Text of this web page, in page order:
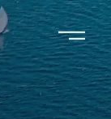
....